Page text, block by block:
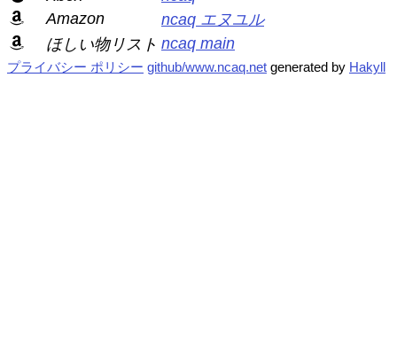
Amazon
ncaq エヌユル
ほしい物リスト ncaq main
プライバシー ポリシー github/www.ncaq.net generated by Hakyll